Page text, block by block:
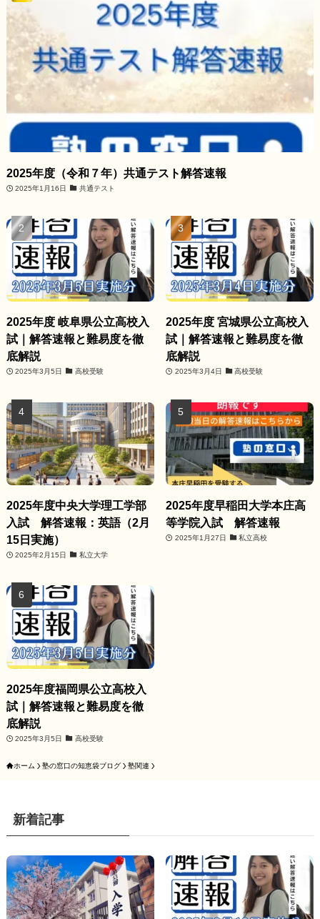
2025年度（令和７年）共通テスト解答速報
2025年1月16日 共通テスト
2025年度 岐阜県公立高校入
試｜解答速報と難易度を徹
底解説
2025年3月5日 高校受験
2025年度 宮城県公立高校入
試｜解答速報と難易度を徹
底解説
2025年3月4日 高校受験
2025年度中央大学理工学部
入試 解答速報：英語（2月
15日実施）
2025年2月15日 私立大学
2025年度早稲田大学本庄高
等学院入試 解答速報
2025年1月27日 私立高校
2025年度福岡県公立高校入
試｜解答速報と難易度を徹
底解説
2025年3月5日 高校受験
ホーム 塾の窓口の知恵袋ブログ 塾関連
新着記事